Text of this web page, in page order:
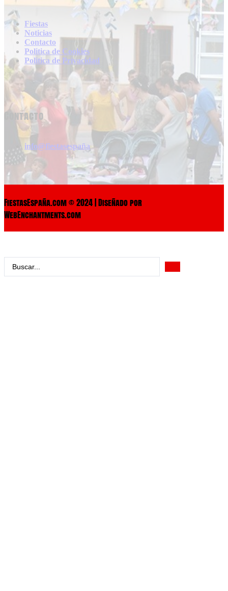
Fiestas
Noticias
Contacto
Politica de Cookies
Politica de Privacidad
Contacto
info@fiestasespaña
FiestasEspaña.com © 2024 | Diseñado por
WebEnchantments.com